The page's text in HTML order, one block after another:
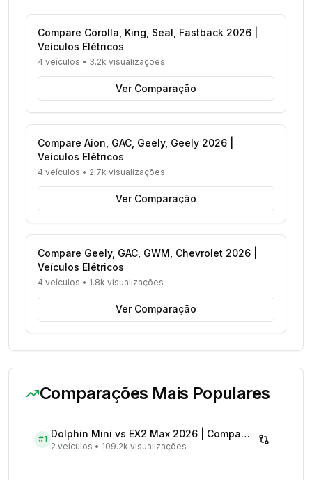
Compare Corolla, King, Seal, Fastback 2026 |
Veículos Elétricos
4 veículos • 3.2k visualizações
Ver Comparação
Compare Aion, GAC, Geely, Geely 2026 |
Veículos Elétricos
4 veículos • 2.7k visualizações
Ver Comparação
Compare Geely, GAC, GWM, Chevrolet 2026 |
Veículos Elétricos
4 veículos • 1.8k visualizações
Ver Comparação
Comparações Mais Populares
#1 Dolphin Mini vs EX2 Max 2026 | Compare Preços
2 veículos • 109.2k visualizações